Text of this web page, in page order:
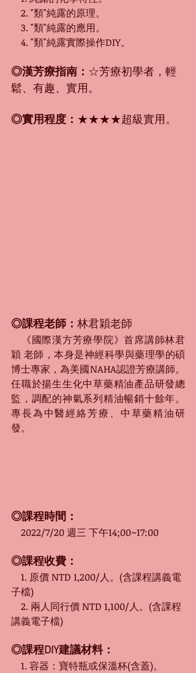
2. "類"純露的原理。
3. "類"純露的應用。
4. "類"純露實際操作DIY。
◎漢芳療指南： ☆芳療初學者，輕
鬆、有趣、實用。
◎實用程度： ★★★★超級實用。
◎課程老師： 林君穎老師
《國際漢方芳療學院》首席講師林君
穎 老師，本身是神經科學與藥理學的碩
博士專家，為美國NAHA認證芳療講師。
任職於揚生生化中草藥精油產品研發總
監，調配的神氣系列精油暢銷十餘年。
專長為中醫經絡芳療、中草藥精油研
發。
◎課程時間：
2022/7/20 週三 下午14;00~17:00
◎課程收費：
1. 原價 NTD 1,200/人。(含課程講義電
子檔)
2. 兩人同行價 NTD 1,100/人。(含課程
講義電子檔)
◎課程DIY建議材料：
1. 容器：寶特瓶或保溫杯(含蓋)。